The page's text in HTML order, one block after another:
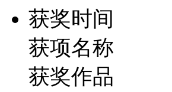
获奖时间
获项名称
获奖作品